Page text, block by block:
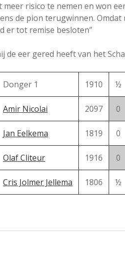
risico te nemen en won
de pion terugwinnen.
er tot remise besloten”
eer gered heeft van het
Donger 1 1910 ½
Amir Nicolai 2097 0
Jan Eelkema 1819 0
Olaf Cliteur 1916 0
Cris Jolmer Jellema 1806 ½